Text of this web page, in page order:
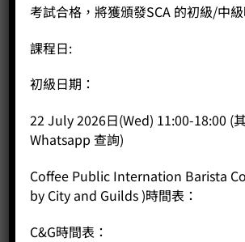
考試合格，將獲頒發SCA 的初級/中
課程日:
初級日期：
22 July 2026日(Wed) 11:00-18:00 (
Whatsapp 查詢)
Coffee Public Internation Barista
by City and Guilds )時間表：
C&G時間表：